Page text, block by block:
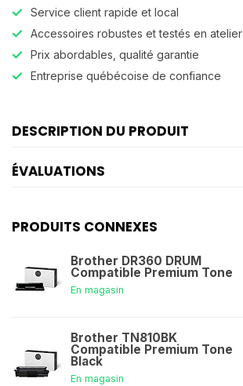
Service client rapide et local
Accessoires robustes et testés en atelier
Prix abordables, qualité garantie
Entreprise québécoise de confiance
DESCRIPTION DU PRODUIT
ÉVALUATIONS
PRODUITS CONNEXES
Brother DR360 DRUM
Compatible Premium Tone
En magasin
Brother TN810BK
Compatible Premium Tone
Black
En magasin